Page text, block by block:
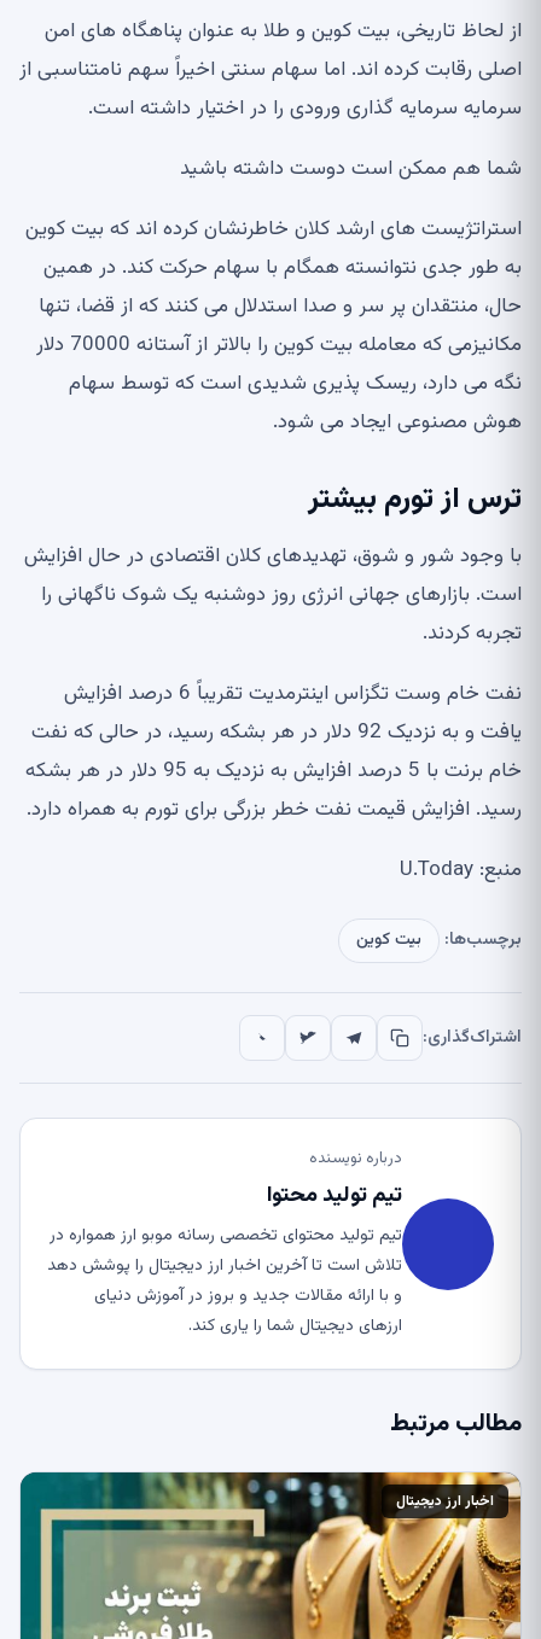
از لحاظ تاریخی، بیت کوین و طلا به عنوان پناهگاه های امن
اصلی رقابت کرده اند. اما سهام سنتی اخیراً سهم نامتناسبی از
سرمایه سرمایه گذاری ورودی را در اختیار داشته است.
شما هم ممکن است دوست داشته باشید
استراتژیست های ارشد کلان خاطرنشان کرده اند که بیت کوین
به طور جدی نتوانسته همگام با سهام حرکت کند. در همین
حال، منتقدان پر سر و صدا استدلال می کنند که از قضا، تنها
مکانیزمی که معامله بیت کوین را بالاتر از آستانه 70000 دلار
نگه می دارد، ریسک پذیری شدیدی است که توسط سهام
هوش مصنوعی ایجاد می شود.
ترس از تورم بیشتر
با وجود شور و شوق، تهدیدهای کلان اقتصادی در حال افزایش
است. بازارهای جهانی انرژی روز دوشنبه یک شوک ناگهانی را
تجربه کردند.
نفت خام وست تگزاس اینترمدیت تقریباً 6 درصد افزایش
یافت و به نزدیک 92 دلار در هر بشکه رسید، در حالی که نفت
خام برنت با 5 درصد افزایش به نزدیک به 95 دلار در هر بشکه
رسید. افزایش قیمت نفت خطر بزرگی برای تورم به همراه دارد.
منبع: U.Today
برچسب‌ها: بیت کوین
اشتراک‌گذاری:
درباره نویسنده
تیم تولید محتوا
تیم تولید محتوای تخصصی رسانه موبو ارز همواره در
تلاش است تا آخرین اخبار ارز دیجیتال را پوشش دهد
و با ارائه مقالات جدید و بروز در آموزش دنیای
ارزهای دیجیتال شما را یاری کند.
مطالب مرتبط
اخبار ارز دیجیتال